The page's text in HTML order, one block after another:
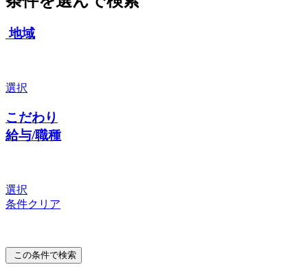
地域
選択
こだわり
給与/職種
選択
条件クリア
この条件で検索